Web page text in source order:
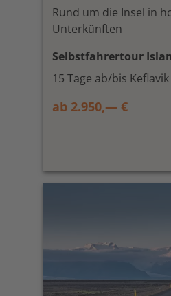
Rund um die Insel in
Unterkünften
Selbstfahrertour
15 Tage ab/bis Keflavik
ab 2.950,— €